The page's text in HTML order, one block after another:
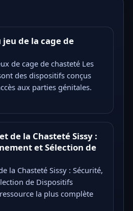
de la cage de
de cage de chasteté Les
des dispositifs conçus
aux parties génitales.
de la Chasteté Sissy :
et Sélection de
la Chasteté Sissy : Sécurité,
de Dispositifs
la plus complète